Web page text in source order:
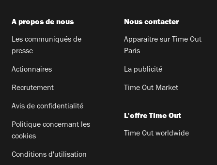
A propos de nous
Les communiqués de
presse
Actionnaires
Recrutement
Avis de confidentialité
Politique concernant les
cookies
Conditions d'utilisation
Nous contacter
Apparaitre sur Time Out
Paris
La publicité
Time Out Market
L'offre Time Out
Time Out worldwide